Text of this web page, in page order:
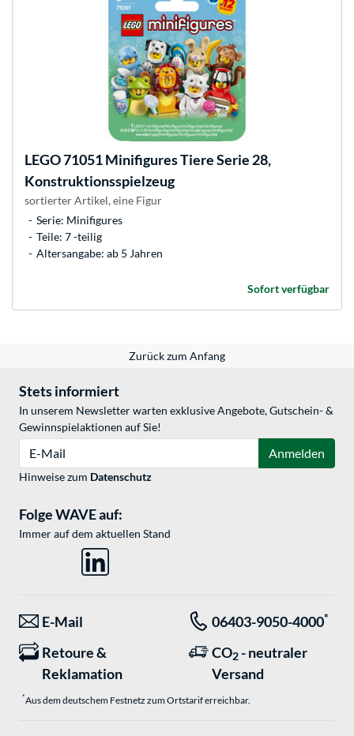
LEGO71051 Minifigures Tiere Serie 28,
Konstruktionsspielzeug
sortierter Artikel, eine Figur
Serie: Minifigures
Teile: 7 -teilig
Altersangabe: ab 5 Jahren
Sofort verfügbar
Zurück zum Anfang
Stets informiert
In unserem Newsletter warten exklusive Angebote, Gutschein- &
Gewinnspielaktionen auf Sie!
Anmelden
Hinweise zum Datenschutz
Folge WAVE auf:
Immer auf dem aktuellen Stand
E-Mail 06403-9050-4000*
Retoure &
Reklamation
CO2 - neutraler
Versand
*Aus dem deutschem Festnetz zum Ortstarif erreichbar.